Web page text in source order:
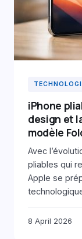
iPhone
design et
modèle
Avec
pliables qui
Apple se
8 April 2026